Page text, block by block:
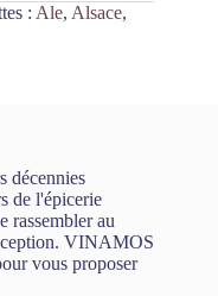
: Ale, Alsace,
décennies
de l'épicerie
rassembler au
VINAMOS
vous proposer